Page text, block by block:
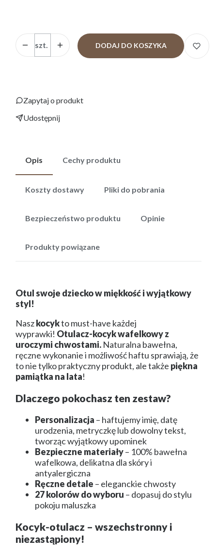
Ilość
szt.
DODAJ DO KOSZYKA
Zapytaj o produkt
Udostępnij
Opis Cechy produktu
Koszty dostawy Pliki do pobrania
Bezpieczeństwo produktu Opinie
Produkty powiązane
Otul swoje dziecko w miękkość i wyjątkowy
styl!
Naszkocykto must-have każdej
wyprawki! Otulacz-kocyk wafelkowy z
uroczymi chwostami. Naturalna bawełna,
ręczne wykonanie i możliwość haftu sprawiają, że
to nie tylko praktyczny produkt, ale także piękna
pamiątka na lata!
Dlaczego pokochasz ten zestaw?
Personalizacja – haftujemy imię, datę
urodzenia, metryczkę lub dowolny tekst,
tworząc wyjątkowy upominek
Bezpieczne materiały– 100% bawełna
wafelkowa, delikatna dla skóry i
antyalergiczna
Ręczne detale – eleganckie chwosty
27 kolorów do wyboru – dopasuj do stylu
pokoju maluszka
Kocyk-otulacz – wszechstronny i
niezastąpiony!